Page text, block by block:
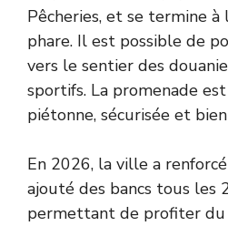
Pêcheries, et se termine
phare. Il est possible de
vers le sentier des
sportifs. La promenade
piétonne, sécurisée et
En 2026, la ville a
ajouté des bancs tous les
permettant de profiter du